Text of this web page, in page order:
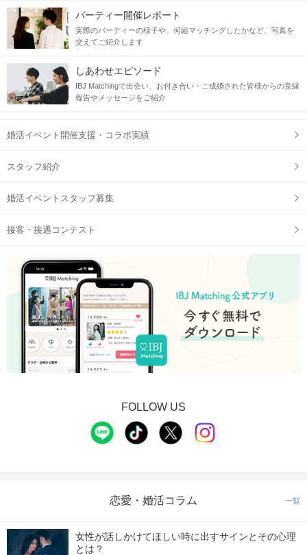
パーティー開催レポート
実際のパーティーの様子や、何組マッチングしたかなど、写真を
交えてご紹介します
しあわせエピソード
IBJ Matchingで出会い、お付き合い・ご成婚された皆様からの良縁
報告やメッセージをご紹介
婚活イベント開催支援・コラボ実績
スタッフ紹介
婚活イベントスタッフ募集
接客・接遇コンテスト
FOLLOW US
恋愛・婚活コラム 一覧
女性が話しかけてほしい時に出すサインとその心理
とは？